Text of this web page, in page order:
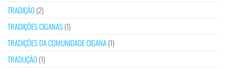
TRADIÇÃO (2)
TRADIÇÕES CIGANAS(1)
TRADIÇÕES DA COMUNIDADE CIGANA(1)
TRADUÇÃO (1)